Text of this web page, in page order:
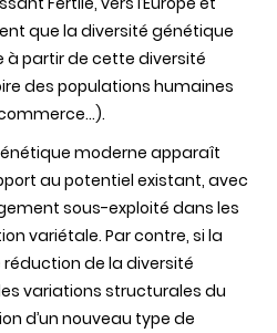
que la diversité génétique
à partir de cette diversité
des populations humaines
moderne apparaît
au potentiel existant, avec
sous-exploité dans les
variétale. Par contre, si la
de la diversité
variations structurales du
d’un nouveau type de